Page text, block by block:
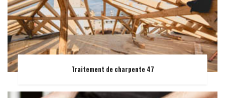
Traitement de charpente 47